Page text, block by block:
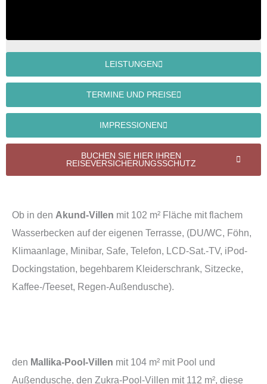
LEISTUNGEN
TERMINE UND PREISE
IMPRESSIONEN
BUCHEN SIE HIER IHREN
REISEVERSICHERUNGSSCHUTZ
Ob in den Akund-Villen mit 102 m² Fläche mit flachem
Wasserbecken auf der eigenen Terrasse, (DU/WC, Föhn,
Klimaanlage, Minibar, Safe, Telefon, LCD-Sat.-TV, iPod-
Dockingstation, begehbarem Kleiderschrank, Sitzecke,
Kaffee-/Teeset, Regen-Außendusche).
den Mallika-Pool-Villen mit 104 m² mit Pool und
Außendusche, den Zukra-Pool-Villen mit 112 m², diese